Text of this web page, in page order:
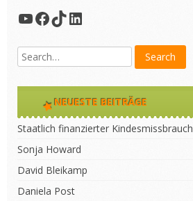
YouTube
Facebook
TikTok
LinkedIn
NEUESTE BEITRÄGE
Staatlich finanzierter Kindesmissbrauch
Sonja Howard
David Bleikamp
Daniela Post